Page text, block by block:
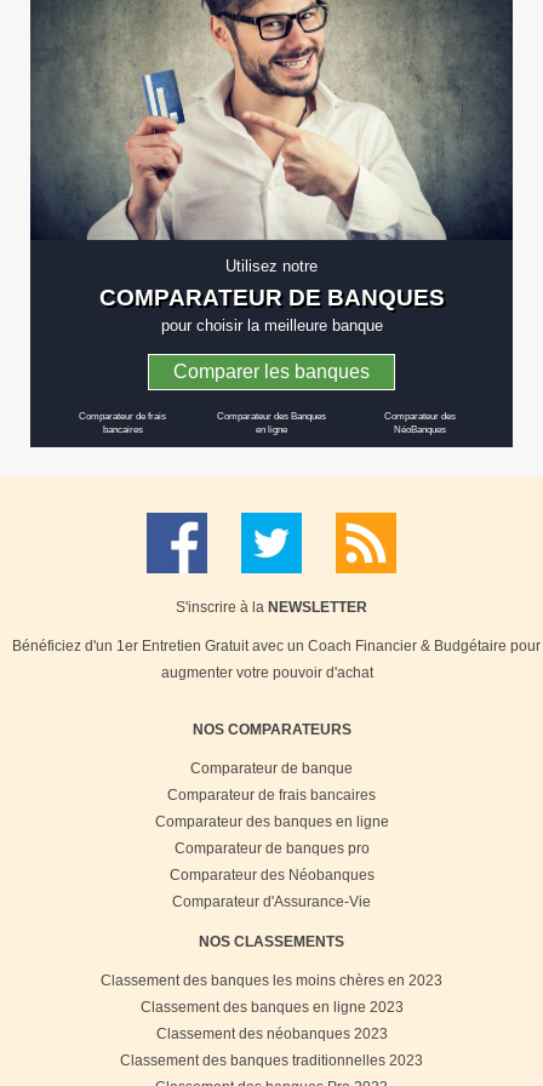
Utilisez notre
COMPARATEUR DE BANQUES
pour choisir la meilleure banque
Comparer les banques
Comparateur de frais
bancaires
Comparateur des Banques
en ligne
Comparateur des
NéoBanques
S'inscrire à la NEWSLETTER
Bénéficiez d'un 1er Entretien Gratuit avec un Coach Financier & Budgétaire pour
augmenter votre pouvoir d'achat
NOS COMPARATEURS
Comparateur de banque
Comparateur de frais bancaires
Comparateur des banques en ligne
Comparateur de banques pro
Comparateur des Néobanques
Comparateur d'Assurance-Vie
NOS CLASSEMENTS
Classement des banques les moins chères en 2023
Classement des banques en ligne 2023
Classement des néobanques 2023
Classement des banques traditionnelles 2023